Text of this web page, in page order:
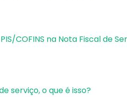
COFINS na Nota Fiscal de
serviço, o que é isso?